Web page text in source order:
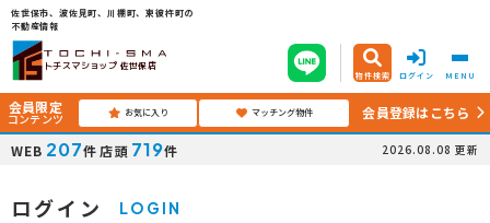
佐世保市、波佐見町、川棚町、東彼杵町の
不動産情報
トチスマショップ 佐世保店
物件検索 ログイン MENU
会員限定
コンテンツ お気に入り マッチング物件 会員登録はこちら
WEB 207件 店頭 719件 2026.08.08 更新
ログイン LOGIN